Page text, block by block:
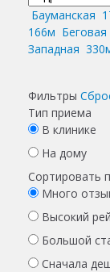
Бауманская
166м Беговая
Западная
Фильтры
Тип приема
В клинике
На дому
Сортировать
Много
Высокий
Большой
Сначала